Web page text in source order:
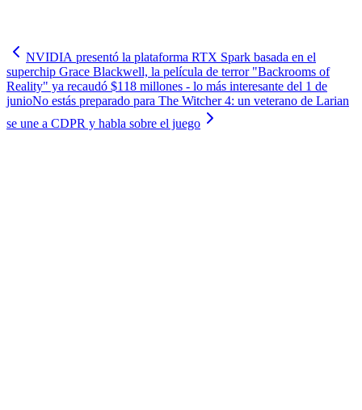
NVIDIA presentó la plataforma RTX Spark basada en el
superchip Grace Blackwell, la película de terror "Backrooms of
Reality" ya recaudó $118 millones - lo más interesante del 1 de
junioNo estás preparado para The Witcher 4: un veterano de Larian
se une a CDPR y habla sobre el juego